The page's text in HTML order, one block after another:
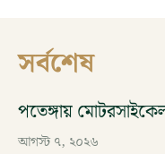
সর্বশেষ
পতেঙ্গায়
আগস্ট ৭, ২০২৬